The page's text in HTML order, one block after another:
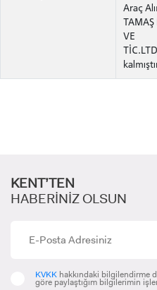
LİSANSÜSTÜ EĞİTİM
Araç
TAMAŞ
VE
KENT’TEN
HABERİNİZ OLSUN
KVKK hakkındaki bilgilendirme
göre paylaştığım bilgilerimin